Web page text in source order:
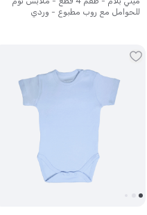
للحوامل مع روب مطبوع - وردي